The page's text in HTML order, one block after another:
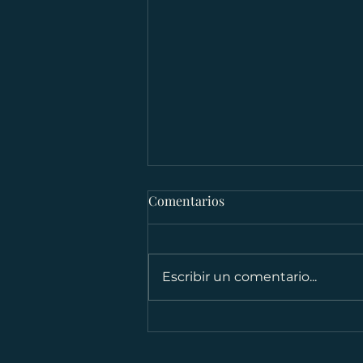
Los carruseles educativos
Comentarios
Escribir un comentario...